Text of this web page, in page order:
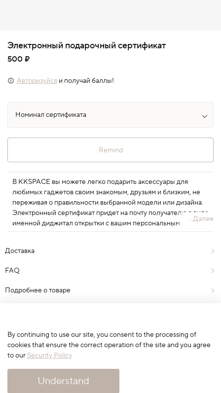
Электронный подарочный сертификат
500 ₽
Авторизуйся и получай баллы!
Сначала выберите вариант
Remind
В KKSPACE вы можете легко подарить аксессуары для
любимых гаджетов своим знакомым, друзьям и близким, не
переживая о правильности выбранной модели или дизайна.
Электронный сертификат придет на почту получателю в виде
именной диджитал открытки с вашим персональным
пожеланием!
...Далее
Доставка
FAQ
Подробнее о товаре
By continuing to use our site, you consent to the processing of
cookies that ensure the correct operation of the site and you agree
to our Security Policy
Understand